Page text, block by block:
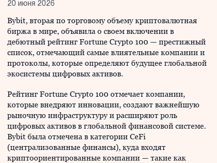
20 июня 2026
Bybit, вторая по торговому объему криптовалютная
биржа в мире, объявила о своем включении в
дебютный рейтинг Fortune Crypto 100 — престижный
список, отмечающий самые влиятельные компании и
протоколы, которые определяют будущее глобальной
экосистемы цифровых активов.
Рейтинг Fortune Crypto 100 отмечает компании,
которые внедряют инновации, создают важнейшую
рыночную инфраструктуру и расширяют роль
цифровых активов в глобальной финансовой системе.
Bybit была отмечена в категории CeFi
(централизованные финансы), куда входят
криптоориентированные компании — такие как